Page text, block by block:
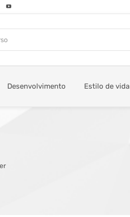
Desenvolvimento Estilo de vida